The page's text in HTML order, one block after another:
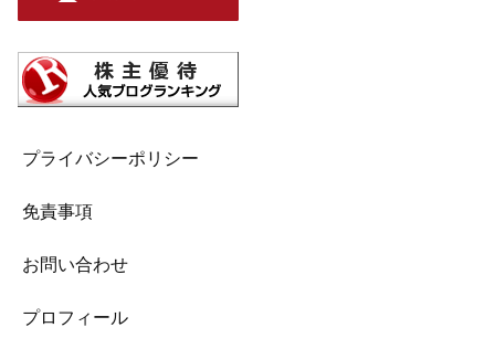
プライバシーポリシー
免責事項
お問い合わせ
プロフィール